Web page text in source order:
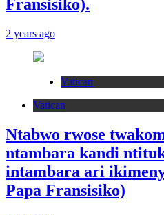
Fransisiko).
2 years ago
Vatican
Vatican
Ntabwo rwose
ntambara kandi
intambara ari
Papa Fransisiko)